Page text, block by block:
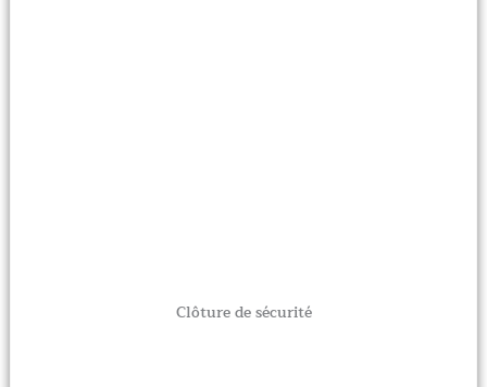
Clôture de sécurité